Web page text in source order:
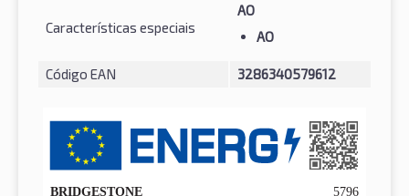
Características especiais
AO
AO
Código EAN 3286340579612